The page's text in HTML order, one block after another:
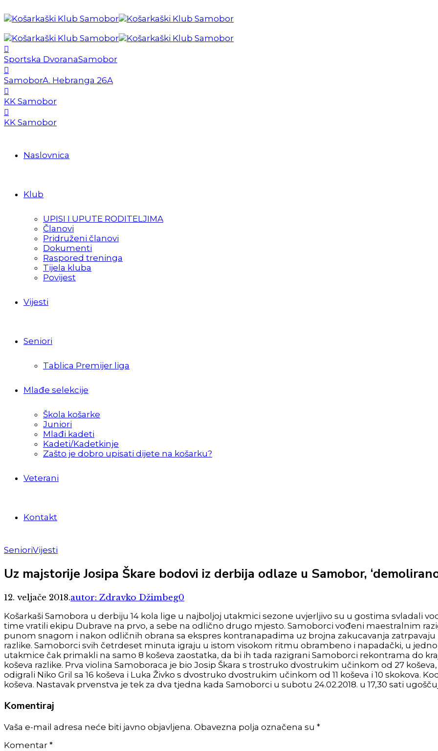
Sportska DvoranaSamobor
SamoborA. Hebranga 26A
KK Samobor
KK Samobor
Naslovnica
Klub
UPISI I UPUTE RODITELJIMA
Članovi
Pridruženi članovi
Dokumenti
Raspored treninga
Tijela kluba
Povijest
Vijesti
Seniori
Tablica Premijer liga
Mlađe selekcije
Škola košarke
Juniori
Mlađi kadeti
Kadeti/Kadetkinje
Zašto je dobro upisati dijete na košarku?
Veterani
Kontakt
SenioriVijesti
Uz majstorije Josipa Škare bodovi iz derbija odlaze u Samobor,
12. veljače 2018.autor: Zdravko Džimbeg0
Košarkaši Samobora u derbiju 14 kola lige u najboljoj utakmici sezone uvjerljivo su u gostima svladali
time vratili ekipu Dubrave na prvo, a sebe na odlično drugo mjesto. Samoborci vođeni maestralnim
punom snagom i nakon odličnih obrana sa ekspres kontranapadima uz brojna zakucavanja
razlike. Samoborci svih četrdeset minuta igraju u istom visokom ritmu obrambeno i napadački, u
utakmice čak primakli na samo 8 koševa zaostatka, da bi ih tada razigrani Samoborci rekontrama do
koševa razlike. Prva violina Samoboraca je bio Josip Škara s trostruko dvostrukim učinkom od 27 koševa,
odigrali Niko Gril sa 16 koševa i Luka Živko s dvostruko dvostrukim učinkom od 11 koševa i 10 skokova.
koševa. Nastavak prvenstva je tek za dva tjedna kada Samoborci u subotu 24.02.2018. u 17,30 sati
Komentiraj
Vaša e-mail adresa neće biti javno objavljena. Obavezna polja označena su *
Komentar *